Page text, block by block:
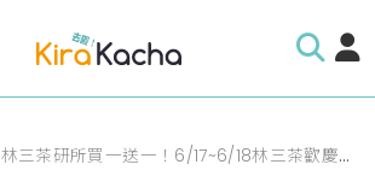
林三茶研所買一送一！6/17~6/18林三茶歡慶5周年限定優惠買一送一